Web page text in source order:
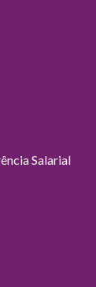
Salarial